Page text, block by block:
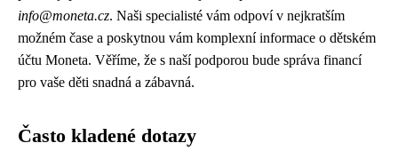
info@moneta.cz. Naši specialisté vám odpoví v nejkratším
možném čase a poskytnou vám komplexní informace o dětském
účtu Moneta. Věříme, že s naší podporou bude správa financí
pro vaše děti snadná a zábavná.
Často kladené dotazy